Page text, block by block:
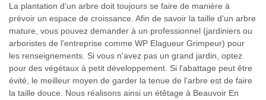
La plantation d’un arbre doit toujours se faire de manière à
prévoir un espace de croissance. Afin de savoir la taille d'un arbre
mature, vous pouvez demander à un professionnel (jardiniers ou
arboristes de l'entreprise comme WP Elagueur Grimpeur) pour
les renseignements. Si vous n'avez pas un grand jardin, optez
pour des végétaux à petit développement. Si l'abattage peut être
évité, le meilleur moyen de garder la tenue de l'arbre est de faire
la taille douce. Nous réalisons ainsi un étêtage à Beauvoir En